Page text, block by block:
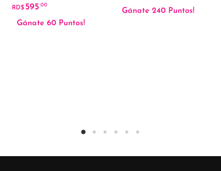
RD$ 595.00
Gánate 60 Puntos!
Gánate 240 Puntos!